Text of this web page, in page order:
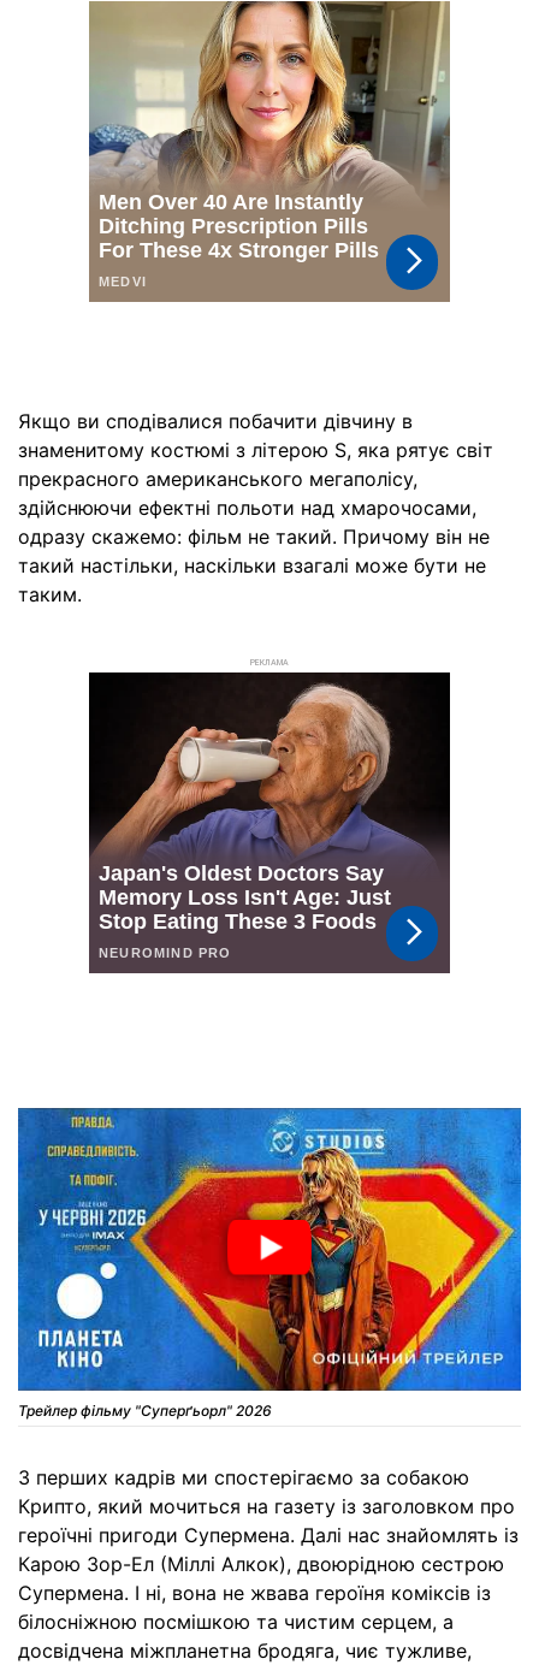
Якщо ви сподівалися побачити дівчину в
знаменитому костюмі з літерою S, яка рятує світ
прекрасного американського мегаполісу,
здійснюючи ефектні польоти над хмарочосами,
одразу скажемо: фільм не такий. Причому він не
такий настільки, наскільки взагалі може бути не
таким.
РЕКЛАМА
Трейлер фільму "Суперґьорл" 2026
З перших кадрів ми спостерігаємо за собакою
Крипто, який мочиться на газету із заголовком про
героїчні пригоди Супермена. Далі нас знайомлять із
Карою Зор-Ел (Міллі Алкок), двоюрідною сестрою
Супермена. І ні, вона не жвава героїня коміксів із
білосніжною посмішкою та чистим серцем, а
досвідчена міжпланетна бродяга, чиє тужливе,